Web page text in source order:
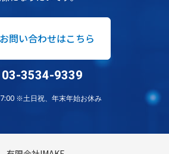
お問い合わせはこちら
03-3534-9339
※土日祝、年末年始お休み